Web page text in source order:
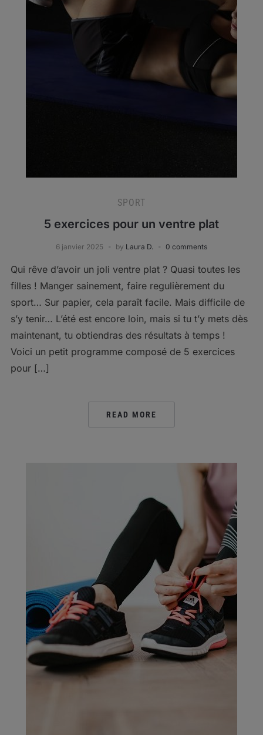
SPORT
5 exercices pour un ventre plat
6 janvier 2025 by Laura D. 0 comments
Qui rêve d’avoir un joli ventre plat ? Quasi toutes les
filles ! Manger sainement, faire regulièrement du
sport… Sur papier, cela paraît facile. Mais difficile de
s’y tenir… L’été est encore loin, mais si tu t’y mets dès
maintenant, tu obtiendras des résultats à temps !
Voici un petit programme composé de 5 exercices
pour […]
READ MORE